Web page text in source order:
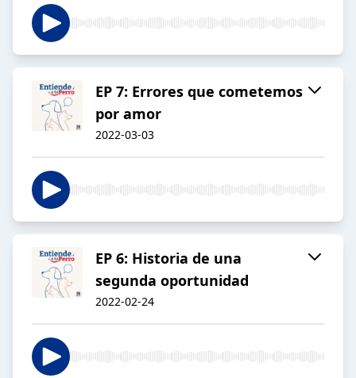
EP 7: Errores que cometemos
por amor
2022-03-03
EP 6: Historia de una
segunda oportunidad
2022-02-24